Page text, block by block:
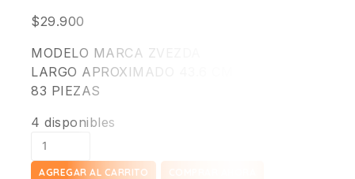
$29.900
MODELO MARCA ZVEZDA
LARGO APROXIMADO 43.6 CM
83 PIEZAS
4 disponibles
AGREGAR AL CARRITO